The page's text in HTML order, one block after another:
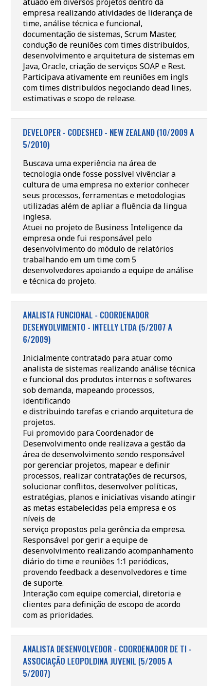
empresa realizando atividades de liderança de
time, análise técnica e funcional,
documentação de sistemas, Scrum Master,
condução de reuniões com times distribuídos,
desenvolvimento e arquitetura de sistemas em
Java, Oracle, criação de serviços SOAP e Rest.
Participava ativamente em reuniões em ingls
com times distribuídos negociando dead lines,
estimativas e scopo de release.
DEVELOPER - CODESHED - NEW ZEALAND (10/2009 A
5/2010)
Buscava uma experiência na área de
tecnologia onde fosse possível vivênciar a
cultura de uma empresa no exterior conhecer
seus processos, ferramentas e metodologias
utilizadas além de apliar a fluência da lingua
inglesa.
Atuei no projeto de Business Inteligence da
empresa onde fui responsável pelo
desenvolvimento do módulo de relatórios
trabalhando em um time com 5
desenvolvedores apoiando a equipe de análise
e técnica do projeto.
ANALISTA FUNCIONAL - COORDENADOR
DESENVOLVIMENTO - INTELLY LTDA (5/2007 A
6/2009)
Inicialmente contratado para atuar como
analista de sistemas realizando análise técnica
e funcional dos produtos internos e softwares
sob demanda, mapeando processos,
identificando
e distribuindo tarefas e criando arquitetura de
projetos.
Fui promovido para Coordenador de
Desenvolvimento onde realizava a gestão da
área de desenvolvimento sendo responsável
por gerenciar projetos, mapear e definir
processos, realizar contratações de recursos,
solucionar conflitos, desenvolver políticas,
estratégias, planos e iniciativas visando atingir
as metas estabelecidas pela empresa e os
níveis de
serviço propostos pela gerência da empresa.
Responsável por gerir a equipe de
desenvolvimento realizando acompanhamento
diário do time e reuniões 1:1 periódicos,
provendo feedback a desenvolvedores e time
de suporte.
Interação com equipe comercial, diretoria e
clientes para definição de escopo de acordo
com as prioridades.
ANALISTA DESENVOLVEDOR - COORDENADOR DE TI -
ASSOCIAÇÃO LEOPOLDINA JUVENIL (5/2005 A
5/2007)